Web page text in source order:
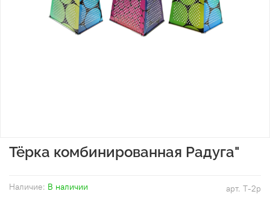
арт. Т-2р
Наличие: В наличии
Тёрка комбинированная Радуга"